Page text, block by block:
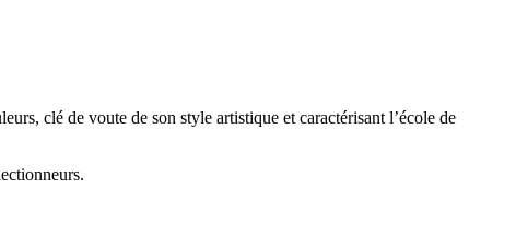
clé de voute de son style artistique et caractérisant l’école de